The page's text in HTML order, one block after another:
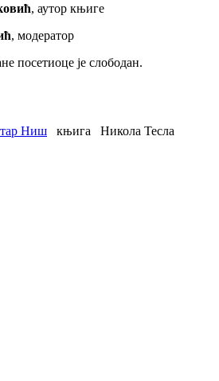
, аутор књиге
, модератор
посетиоце је слободан.
Ниш књига
Никола Тесла